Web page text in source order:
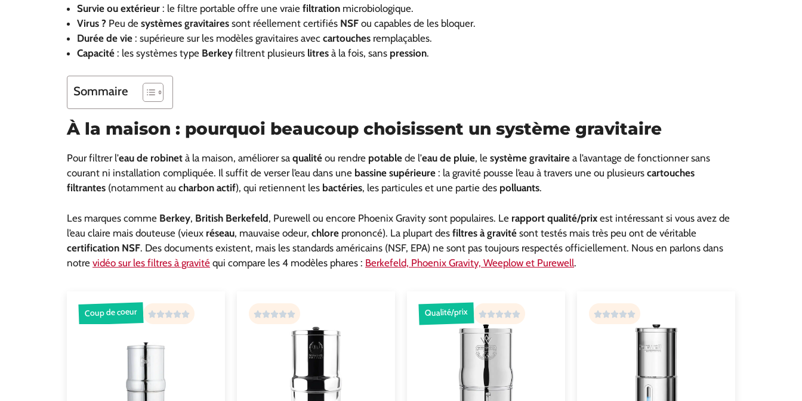
Survie ou extérieur : le filtre portable offre une vraie filtration microbiologique.
Virus ? Peu de systèmes gravitaires sont réellement certifiés NSF ou capables de les bloquer.
Durée de vie : supérieure sur les modèles gravitaires avec cartouches remplaçables.
Capacité : les systèmes type Berkey filtrent plusieurs litres à la fois, sans pression.
Sommaire
À la maison : pourquoi beaucoup choisissent un système gravitaire
Pour filtrer l’eau de robinet à la maison, améliorer sa qualité ou rendre potable de l’eau de pluie, le système gravitaire a l’avantage de fonctionner sans
courant ni installation compliquée. Il suffit de verser l’eau dans une bassine supérieure : la gravité pousse l’eau à travers une ou plusieurs cartouches
filtrantes (notamment au charbon actif), qui retiennent les bactéries, les particules et une partie des polluants.
Les marques comme Berkey, British Berkefeld, Purewell ou encore Phoenix Gravity sont populaires. Le rapport qualité/prix est intéressant si vous avez de
l’eau claire mais douteuse (vieux réseau, mauvaise odeur, chlore prononcé). La plupart des filtres à gravité sont testés mais très peu ont de véritable
certification NSF. Des documents existent, mais les standards américains (NSF, EPA) ne sont pas toujours respectés officiellement. Nous en parlons dans
notre vidéo sur les filtres à gravité qui compare les 4 modèles phares : Berkefeld, Phoenix Gravity, Weeplow et Purewell.
Coup de coeur Qualité/prix